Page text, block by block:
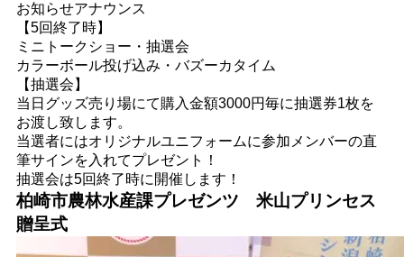
お知らせアナウンス
【5回終了時】
ミニトークショー・抽選会
カラーボール投げ込み・バズーカタイム
【抽選会】
当日グッズ売り場にて購入金額3000円毎に抽選券1枚を
お渡し致します。
当選者にはオリジナルユニフォームに参加メンバーの直
筆サインを入れてプレゼント！
抽選会は5回終了時に開催します！
柏崎市農林水産課プレゼンツ 米山プリンセス
贈呈式